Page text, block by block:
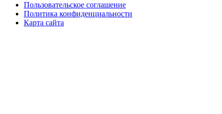
Пользовательское соглашение
Политика конфиденциальности
Карта сайта